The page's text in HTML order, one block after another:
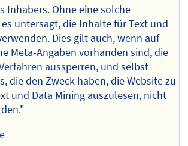
Inhabers. Ohne eine solche
untersagt, die Inhalte für Text und
Dies gilt auch, wenn auf
Meta-Angaben vorhanden sind, die
aussperren, und selbst
die den Zweck haben, die Website zu
und Data Mining auszulesen, nicht